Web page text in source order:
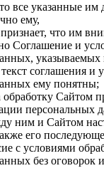
все указанные им
ему,
что им
Соглашение и
соглашения и
ему понятны;
обработку Сайтом
персональных
ним и Сайтом
его
с условиями
без оговорок